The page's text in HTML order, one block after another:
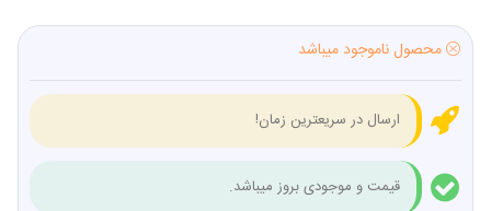
محصول ناموجود میباشد
ارسال در سریعترین زمان!
قیمت و موجودی بروز میباشد.